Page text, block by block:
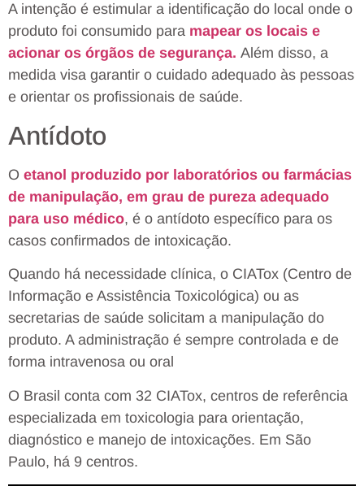
A intenção é estimular a identificação do local onde o
produto foi consumido para mapear os locais e
acionar os órgãos de segurança. Além disso, a
medida visa garantir o cuidado adequado às pessoas
e orientar os profissionais de saúde.
Antídoto
O etanol produzido por laboratórios ou farmácias
de manipulação, em grau de pureza adequado
para uso médico, é o antídoto específico para os
casos confirmados de intoxicação.
Quando há necessidade clínica, o CIATox (Centro de
Informação e Assistência Toxicológica) ou as
secretarias de saúde solicitam a manipulação do
produto. A administração é sempre controlada e de
forma intravenosa ou oral
O Brasil conta com 32 CIATox, centros de referência
especializada em toxicologia para orientação,
diagnóstico e manejo de intoxicações. Em São
Paulo, há 9 centros.